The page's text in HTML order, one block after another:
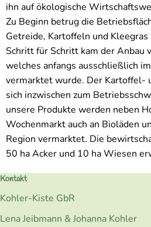
ihn auf ökologische
Zu Beginn betrug die
Getreide, Kartoffeln und
Schritt für Schritt kam der Anbau
welches anfangs ausschließlich
vermarktet wurde. Der Kartoffel-
sich inzwischen zum
unsere Produkte werden neben
Wochenmarkt auch an Bioläden
Region vermarktet. Die
50 ha Acker und 10 ha Wiesen
Kontakt
Kohler-Kiste GbR
Lena Jeibmann & Johanna Kohler